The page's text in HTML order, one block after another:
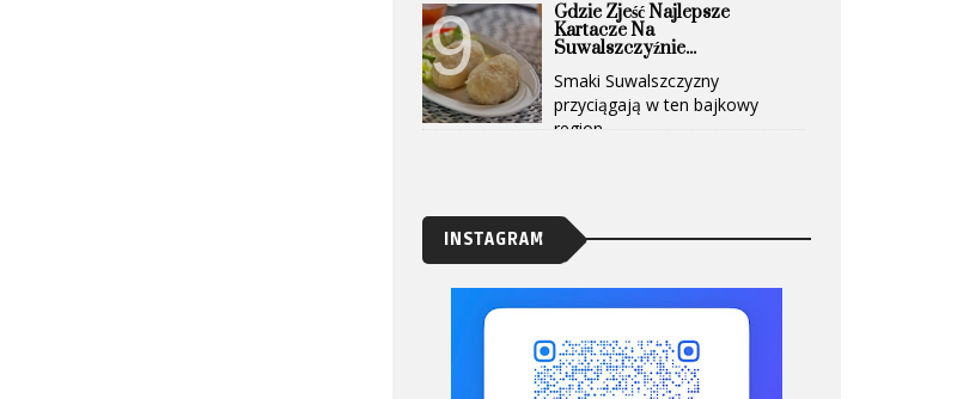
Gdzie Zjeść Najlepsze
Kartacze Na
Suwalszczyźnie...
Smaki Suwalszczyzny
przyciągają w ten bajkowy
region...
INSTAGRAM